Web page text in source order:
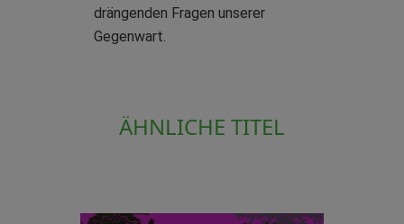
drängenden Fragen unserer
Gegenwart.
ÄHNLICHE TITEL